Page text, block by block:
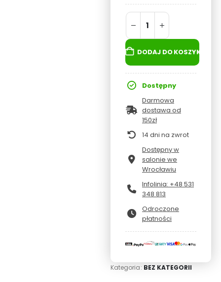
DODAJ DO KOSZYKA
Dostępny
Darmowa
dostawa od
150zł
14 dni na zwrot
Dostępny w
salonie we
Wrocławiu
Infolinia: +48 531
348 813
Odroczone
płatności
Kategoria: BEZ KATEGORII